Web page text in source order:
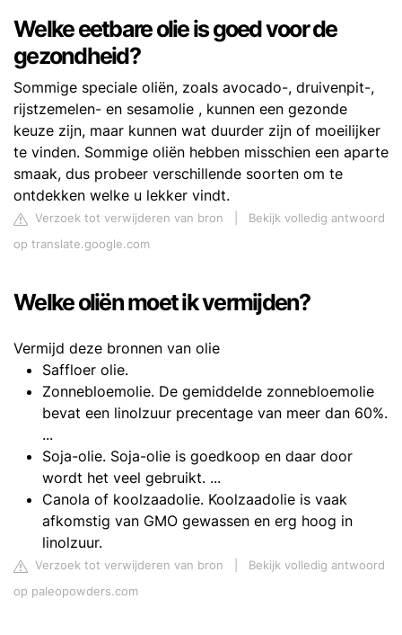
Welke eetbare olie is goed voor de
gezondheid?
Sommige speciale oliën, zoals avocado-, druivenpit-,
rijstzemelen- en sesamolie , kunnen een gezonde
keuze zijn, maar kunnen wat duurder zijn of moeilijker
te vinden. Sommige oliën hebben misschien een aparte
smaak, dus probeer verschillende soorten om te
ontdekken welke u lekker vindt.
Verzoek tot verwijderen van bron
Bekijk volledig antwoord
op translate.google.com
Welke oliën moet ik vermijden?
Vermijd deze bronnen van olie
Saffloer olie.
Zonnebloemolie. De gemiddelde zonnebloemolie
bevat een linolzuur precentage van meer dan 60%.
...
Soja-olie. Soja-olie is goedkoop en daar door
wordt het veel gebruikt. ...
Canola of koolzaadolie. Koolzaadolie is vaak
afkomstig van GMO gewassen en erg hoog in
linolzuur.
Verzoek tot verwijderen van bron
Bekijk volledig antwoord
op paleopowders.com